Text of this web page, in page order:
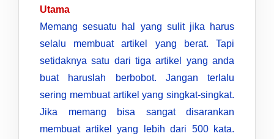
Utama
Memang sesuatu hal yang sulit jika harus
selalu membuat artikel yang berat. Tapi
setidaknya satu dari tiga artikel yang anda
buat haruslah berbobot. Jangan terlalu
sering membuat artikel yang singkat-singkat.
Jika memang bisa sangat disarankan
membuat artikel yang lebih dari 500 kata.